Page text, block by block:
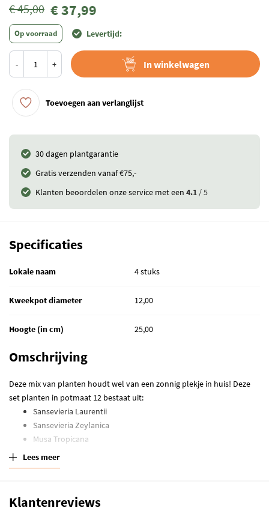
€ 45,00 € 37,99
- + In winkelwagen
Toevoegen aan verlanglijst
Op voorraad Levertijd:
30 dagen plantgarantie
Gratis verzenden vanaf €75,-
Klanten beoordelen onze service met een4.1 / 5
Omschrijving
Deze mix van planten houdt wel van een zonnig plekje in huis! Deze
set planten in potmaat 12 bestaat uit:
Sansevieria Laurentii
Sansevieria Zeylanica
Musa Tropicana
kamerplant. De vrouwentong produceert extra zuurstof en verbetert
Lees meer
Specificaties
Lokale naam 4 stuks
Kweekpot diameter 12,00
Hoogte (in cm) 25,00
Klantenreviews